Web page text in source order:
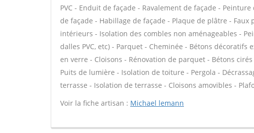
PVC - Enduit de façade - Ravalement de façade -
de façade - Habillage de façade - Plaque de plâtre -
intérieurs - Isolation des combles non aménageables -
dalles PVC, etc) - Parquet - Cheminée - Bétons
en verre - Cloisons - Rénovation de parquet - Bétons
Puits de lumière - Isolation de toiture - Pergola -
terrasse - Isolation de terrasse - Cloisons amovibles -
Voir la fiche artisan : Michael lemann